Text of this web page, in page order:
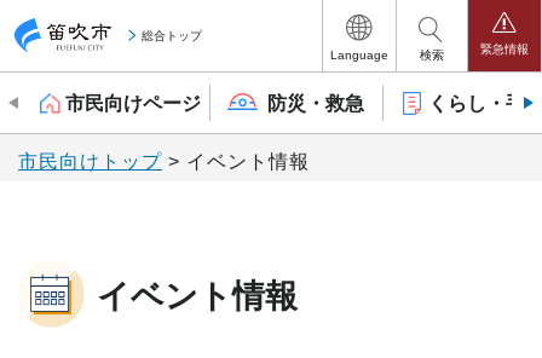
笛吹市
総合トップ
Language
検索 緊急情報
市民向けページ 防災・救急 くらし・手
市民向けトップ > イベント情報
イベント情報